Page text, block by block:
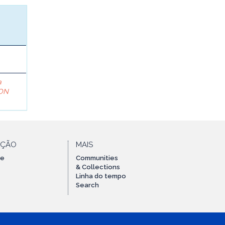
MAIS
Communities
& Collections
Linha do tempo
Search